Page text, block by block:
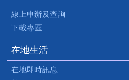
線上申辦及查詢
下載專區
在地生活
在地即時訊息